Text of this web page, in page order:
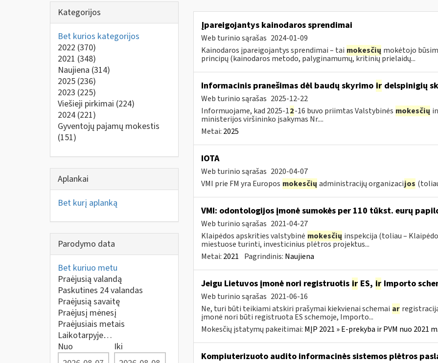
Kategorijos
Bet kurios kategorijos
2022 (370)
2021 (348)
Naujiena (314)
2025 (236)
2023 (225)
Viešieji pirkimai (224)
2024 (221)
Gyventojų pajamų mokestis
(151)
Aplankai
Bet kurį aplanką
Parodymo data
Bet kuriuo metu
Praėjusią valandą
Paskutines 24 valandas
Praėjusią savaitę
Praėjusį mėnesį
Praėjusiais metais
Laikotarpyje…
Nuo
Iki
Įpareigojantys kainodaros sprendimai
Web turinio sąrašas 2024-01-09
Kainodaros įpareigojantys sprendimai – tai mokesčių mokėtojo
principų (kainodaros metodo, palyginamumų, kritinių prielaidų...
Informacinis pranešimas dėl baudų skyrimo irdelspinigių
Web turinio sąrašas 2025-12-22
Informuojame, kad 2025-12-16 buvo priimtas Valstybinės mokesčių
ministerijos viršininko įsakymas Nr....
Metai: 2025
IOTA
Web turinio sąrašas 2020-04-07
VMI prie FM yra Europos mokesčių administracijų organizacijos
VMI: odontologijos įmonė sumokės per 110 tūkst. eurų
Web turinio sąrašas 2021-04-27
Klaipėdos apskrities valstybinė mokesčių inspekcija (toliau –
miestuose turinti, investicinius plėtros projektus...
Metai: 2021 Pagrindinis: Naujiena
Jeigu Lietuvos įmonė nori registruotis irES, irImporto
Web turinio sąrašas 2021-06-16
Ne, turi būti teikiami atskiri prašymai kiekvienai schemai ar
įmonė nori būti registruota ES schemoje, Importo...
Mokesčių įstatymų pakeitimai: MĮP 2021 » E-prekyba ir PVM nuo 2021
Kompiuterizuoto audito informacinės sistemos plėtros